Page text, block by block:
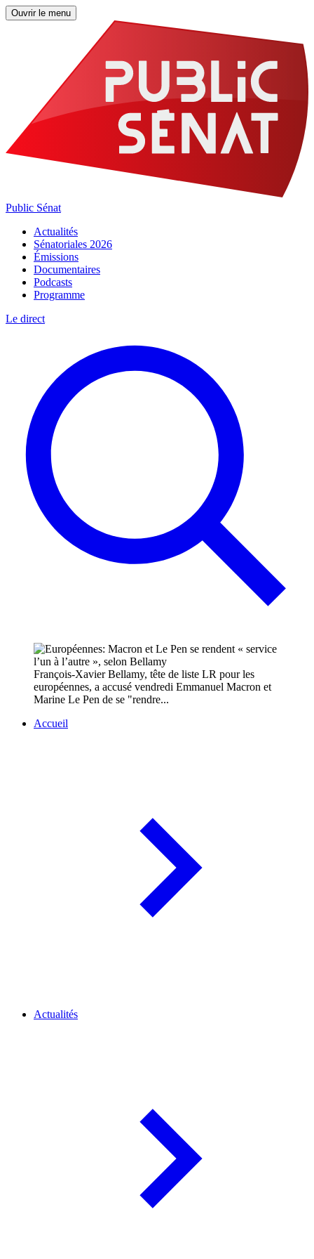
Ouvrir le menu
Public Sénat
Actualités
Sénatoriales 2026
Émissions
Documentaires
Podcasts
Programme
Le direct
François-Xavier Bellamy, tête de liste LR pour les
européennes, a accusé vendredi Emmanuel Macron et
Marine Le Pen de se "rendre...
Accueil
Actualités